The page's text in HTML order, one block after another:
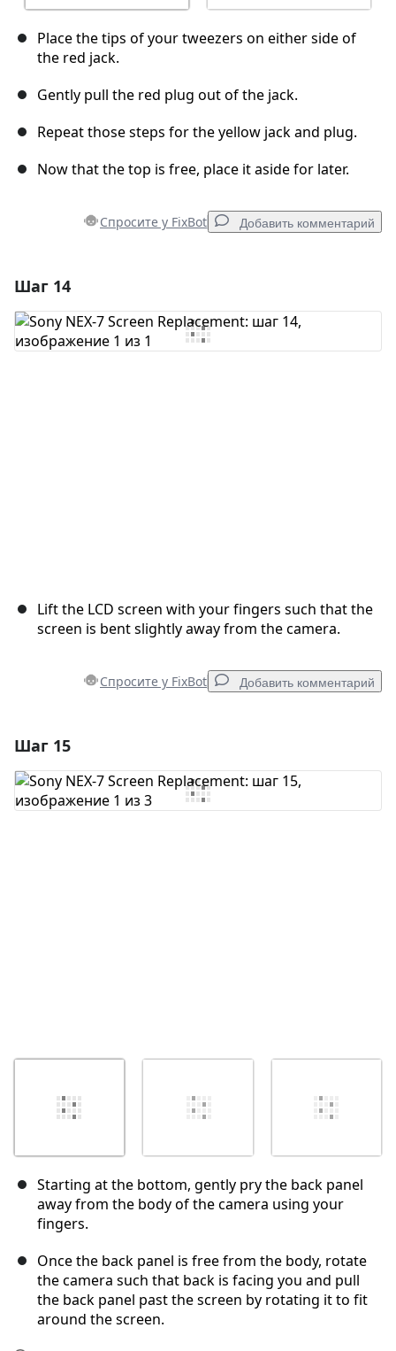
Place the tips of your tweezers on either side of
the red jack.
Gently pull the red plug out of the jack.
Repeat those steps for the yellow jack and plug.
Now that the top is free, place it aside for later.
Спросите у FixBot Добавить комментарий
Добавить комментарий
Шаг 14
Lift the LCD screen with your fingers such that the
screen is bent slightly away from the camera.
Спросите у FixBot Добавить комментарий
Добавить комментарий
Шаг 15
Starting at the bottom, gently pry the back panel
away from the body of the camera using your
fingers.
Once the back panel is free from the body, rotate
the camera such that back is facing you and pull
the back panel past the screen by rotating it to fit
around the screen.